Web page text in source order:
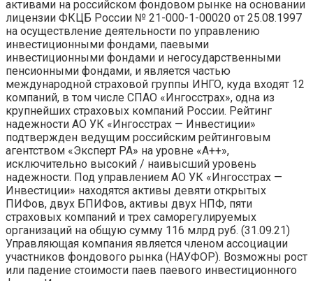
активами на российском фондовом рынке на основании
лицензии ФКЦБ России № 21-000-1-00020 от 25.08.1997
на осуществление деятельности по управлению
инвестиционными фондами, паевыми
инвестиционными фондами и негосударственными
пенсионными фондами, и является частью
международной страховой группы ИНГО, куда входят 12
компаний, в том числе СПАО «Ингосстрах», одна из
крупнейших страховых компаний России. Рейтинг
надежности АО УК «Ингосстрах — Инвестиции»
подтвержден ведущим российским рейтинговым
агентством «Эксперт РА» на уровне «A++»,
исключительно высокий / наивысший уровень
надежности. Под управлением АО УК «Ингосстрах —
Инвестиции» находятся активы девяти открытых
ПИФов, двух БПИФов, активы двух НПФ, пяти
страховых компаний и трех саморегулируемых
организаций на общую сумму 116 млрд руб. (31.09.21)
Управляющая компания является членом ассоциации
участников фондового рынка (НАУФОР). Возможны рост
или падение стоимости паев паевого инвестиционного